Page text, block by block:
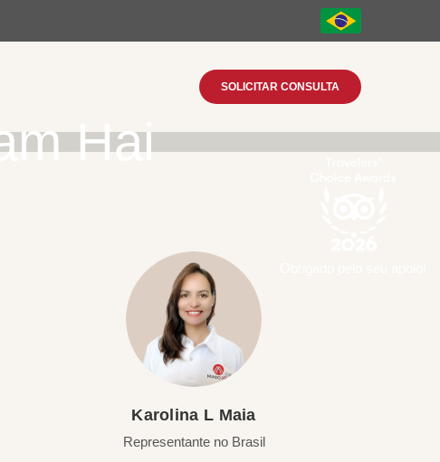
SOLICITAR CONSULTA
Hai
Karolina L Maia
Representante no Brasil